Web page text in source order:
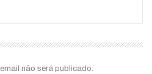
não será publicado.